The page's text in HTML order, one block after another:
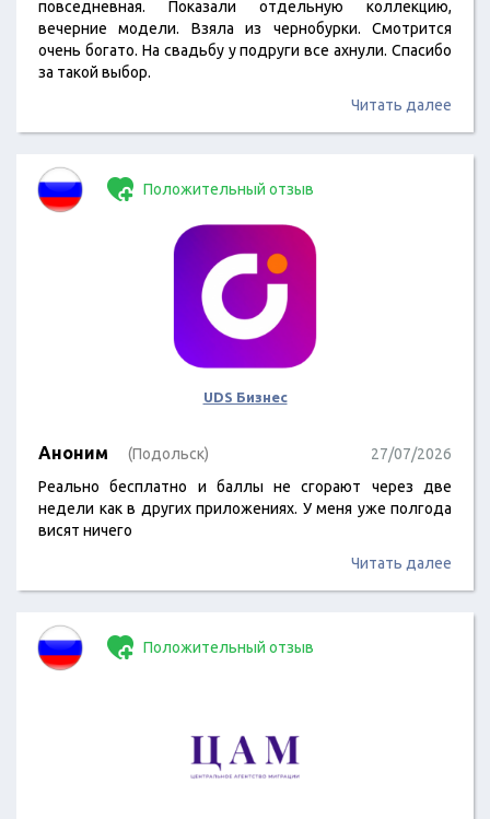
повседневная. Показали отдельную коллекцию,
вечерние модели. Взяла из чернобурки. Смотрится
очень богато. На свадьбу у подруги все ахнули. Спасибо
за такой выбор.
Читать далее
Положительный отзыв
UDS Бизнес
Аноним (Подольск)
27/07/2026
Реально бесплатно и баллы не сгорают через две
недели как в других приложениях. У меня уже полгода
висят ничего
Читать далее
Положительный отзыв